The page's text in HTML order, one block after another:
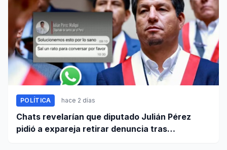
POLÍTICA hace 2 días
Chats revelarían que diputado Julián Pérez
pidió a expareja retirar denuncia tras